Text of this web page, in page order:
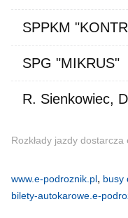
SPPKM
SPG "MIKRUS"
R. Sienkowiec,
Rozkłady jazdy
www.e-podroznik.pl, busy
bilety-autokarowe.e-